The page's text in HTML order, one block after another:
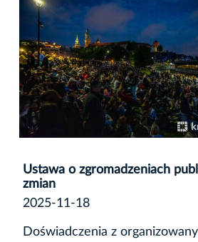
Ustawa o zgromadzeniach
zmian
2025-11-18
Doświadczenia z